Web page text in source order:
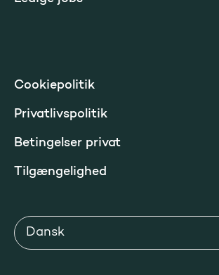
Cookiepolitik
Privatlivspolitik
Betingelser privat
Tilgængelighed
Sprog